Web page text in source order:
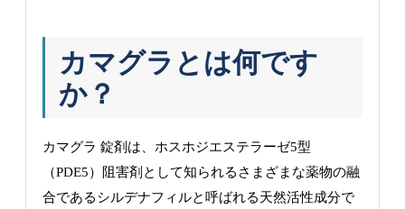
カマグラとは何です
か？
カマグラ 錠剤は、ホスホジエステラーゼ5型
（PDE5）阻害剤として知られるさまざまな薬物の融
合であるシルデナフィルと呼ばれる天然活性成分で